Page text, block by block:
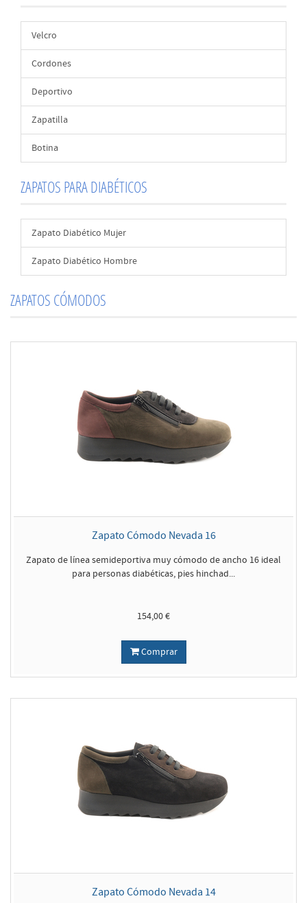
Velcro
Cordones
Deportivo
Zapatilla
Botina
ZAPATOS PARA DIABÉTICOS
Zapato Diabético Mujer
Zapato Diabético Hombre
ZAPATOS CÓMODOS
Zapato Cómodo Nevada 16
Zapato de línea semideportiva muy cómodo de ancho 16 ideal
para personas diabéticas, pies hinchad...
154,00 €
Comprar
Zapato Cómodo Nevada 14